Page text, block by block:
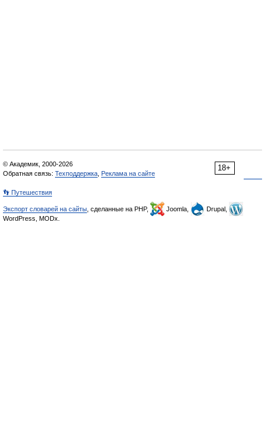
18+
© Академик, 2000-2026
Обратная связь: Техподдержка Реклама на сайте
👣 Путешествия
Экспорт словарей на сайты , сделанные на PHP, Joomla,
Drupal,
WordPress, MODx.